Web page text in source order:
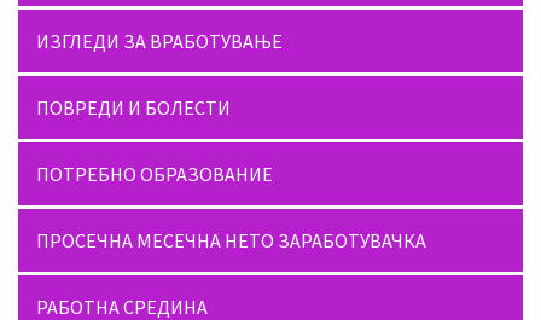
ИЗГЛЕДИ ЗА ВРАБОТУВАЊЕ
ПОВРЕДИ И БОЛЕСТИ
ПОТРЕБНО ОБРАЗОВАНИЕ
ПРОСЕЧНА МЕСЕЧНА НЕТО ЗАРАБОТУВАЧКА
РАБОТНА СРЕДИНА